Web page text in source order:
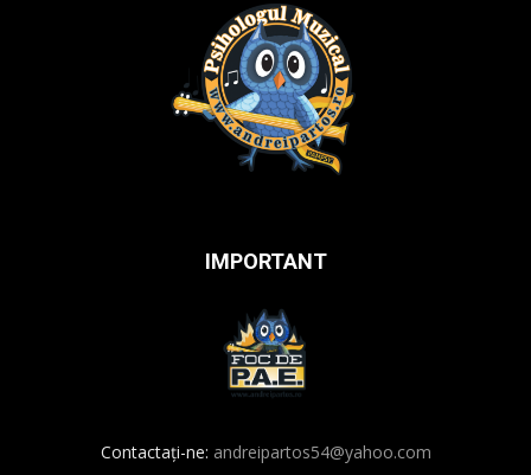
IMPORTANT
Contactați-ne: andreipartos54@yahoo.com